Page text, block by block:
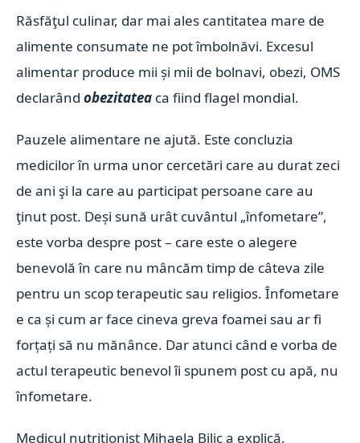
Răsfăţul culinar, dar mai ales cantitatea mare de
alimente consumate ne pot îmbolnăvi. Excesul
alimentar produce mii și mii de bolnavi, obezi, OMS
declarândobezitatea ca fiind flagel mondial.
Pauzele alimentare ne ajută. Este concluzia
medicilor în urma unor cercetări care au durat zeci
de ani şi la care au participat persoane care au
ţinut post. Deși sună urât cuvântul „înfometare”,
este vorba despre post – care este o alegere
benevolă în care nu mâncăm timp de câteva zile
pentru un scop terapeutic sau religios. Înfometare
e ca și cum ar face cineva greva foamei sau ar fi
forțați să nu mănânce. Dar atunci când e vorba de
actul terapeutic benevol îi spunem post cu apă, nu
înfometare.
Medicul nutriţionist Mihaela Bilic a explică.